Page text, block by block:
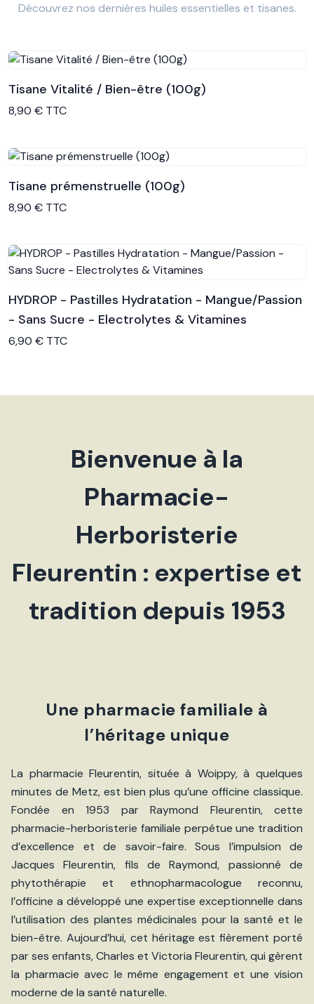
Découvrez nos dernières huiles essentielles et tisanes.
Voir le produit
Tisane Vitalité / Bien-être (100g)
8,90 € TTC
Voir le produit
Tisane prémenstruelle (100g)
8,90 € TTC
Voir le produit
HYDROP - Pastilles Hydratation - Mangue/Passion
- Sans Sucre - Electrolytes & Vitamines
6,90 € TTC
Bienvenue à la
Pharmacie-
Herboristerie
Fleurentin : expertise et
tradition depuis 1953
Une pharmacie familiale à
l’héritage unique
La pharmacie Fleurentin, située à Woippy, à quelques
minutes de Metz, est bien plus qu’une officine classique.
Fondée en 1953 par Raymond Fleurentin, cette
pharmacie-herboristerie familiale perpétue une tradition
d’excellence et de savoir-faire. Sous l’impulsion de
Jacques Fleurentin, fils de Raymond, passionné de
phytothérapie et ethnopharmacologue reconnu,
l’officine a développé une expertise exceptionnelle dans
l’utilisation des plantes médicinales pour la santé et le
bien-être. Aujourd’hui, cet héritage est fièrement porté
par ses enfants, Charles et Victoria Fleurentin, qui gèrent
la pharmacie avec le même engagement et une vision
moderne de la santé naturelle.